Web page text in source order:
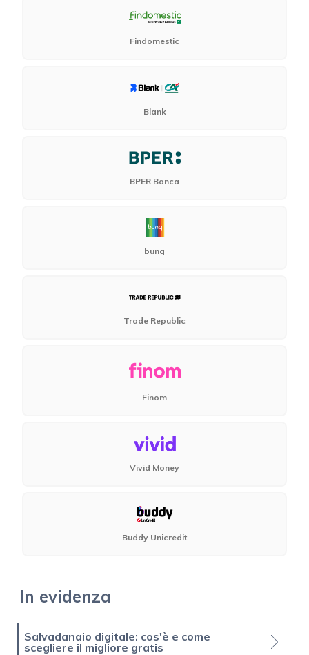
Findomestic
Blank
BPER Banca
bunq
Trade Republic
Finom
Vivid Money
Buddy Unicredit
In evidenza
Salvadanaio digitale: cos'è e come
scegliere il migliore gratis